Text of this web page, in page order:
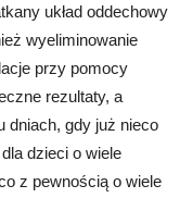
układ oddechowy
wyeliminowanie
przy pomocy
rezultaty, a
dniach, gdy już nieco
dzieci o wiele
z pewnością o wiele